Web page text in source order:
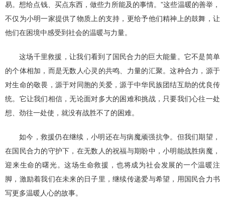
易。想给点钱、买点东西，做些力所能及的事情。”这些温暖的善举，
不仅为小明一家提供了物质上的支持，更给予他们精神上的鼓舞，让
他们在困境中感受到社会的温暖与力量。
这场千里救援，让我们看到了国民合力的巨大能量。它不是简单
的个体相加，而是无数人心灵的共鸣、力量的汇聚。这种合力，源于
对生命的敬畏，源于对同胞的关爱，源于中华民族团结互助的优良传
统。它让我们相信，无论面对多大的困难和挑战，只要我们心往一处
想、劲往一处使，就没有战胜不了的困难。
如今，救援仍在继续，小明还在与病魔顽强抗争。但我们期望，
在国民合力的守护下，在无数人的祝福与期盼中，小明能战胜病魔，
迎来生命的曙光。这场生命救援，也将成为社会发展的一个温暖注
脚，激励着我们在未来的日子里，继续传递爱与希望，用国民合力书
写更多温暖人心的故事。